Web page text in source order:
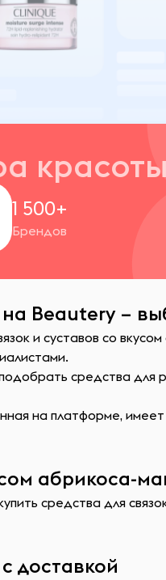
красоты
1 500+
Брендов
Beautery –
и суставов со
средства
на платформе,
абрикоса-
средства для
доставкой